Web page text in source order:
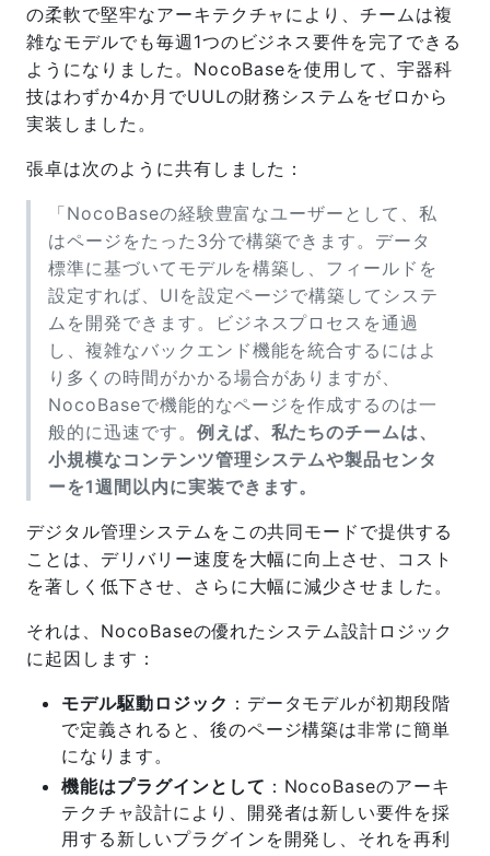
の柔軟で堅牢なアーキテクチャにより、チームは複
雑なモデルでも毎週1つのビジネス要件を完了できる
ようになりました。NocoBaseを使用して、宇器科
技はわずか4か月でUULの財務システムをゼロから
実装しました。
張卓は次のように共有しました：
「NocoBaseの経験豊富なユーザーとして、私
はページをたった3分で構築できます。データ
標準に基づいてモデルを構築し、フィールドを
設定すれば、UIを設定ページで構築してシステ
ムを開発できます。ビジネスプロセスを通過
し、複雑なバックエンド機能を統合するにはよ
り多くの時間がかかる場合がありますが、
NocoBaseで機能的なページを作成するのは一
般的に迅速です。 例えば、私たちのチームは、
小規模なコンテンツ管理システムや製品センタ
ーを1週間以内に実装できます。
デジタル管理システムをこの共同モードで提供する
ことは、デリバリー速度を大幅に向上させ、コスト
を著しく低下させ、さらに大幅に減少させました。
それは、NocoBaseの優れたシステム設計ロジック
に起因します：
モデル駆動ロジック ：データモデルが初期段階
で定義されると、後のページ構築は非常に簡単
になります。
機能はプラグインとして ：NocoBaseのアーキ
テクチャ設計により、開発者は新しい要件を採
用する新しいプラグインを開発し、それを再利